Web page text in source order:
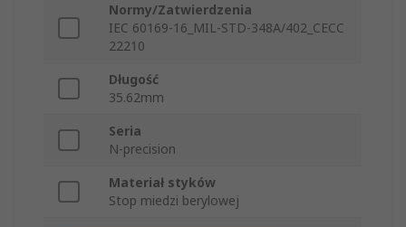
Normy/Zatwierdzenia
IEC 60169-16_MIL-STD-348A/402_CECC
22210
Długość
35.62mm
Seria
N-precision
Materiał styków
Stop miedzi berylowej